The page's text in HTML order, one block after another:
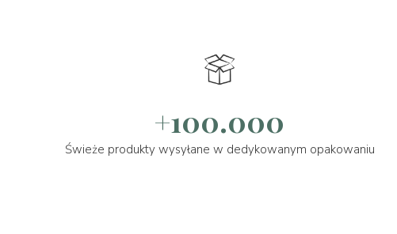
+100.000
Świeże produkty wysyłane w dedykowanym opakowaniu